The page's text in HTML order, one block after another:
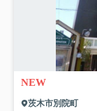
NEW
茨木市別院町